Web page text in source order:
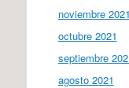
noviembre 2021
octubre 2021
septiembre
agosto 2021